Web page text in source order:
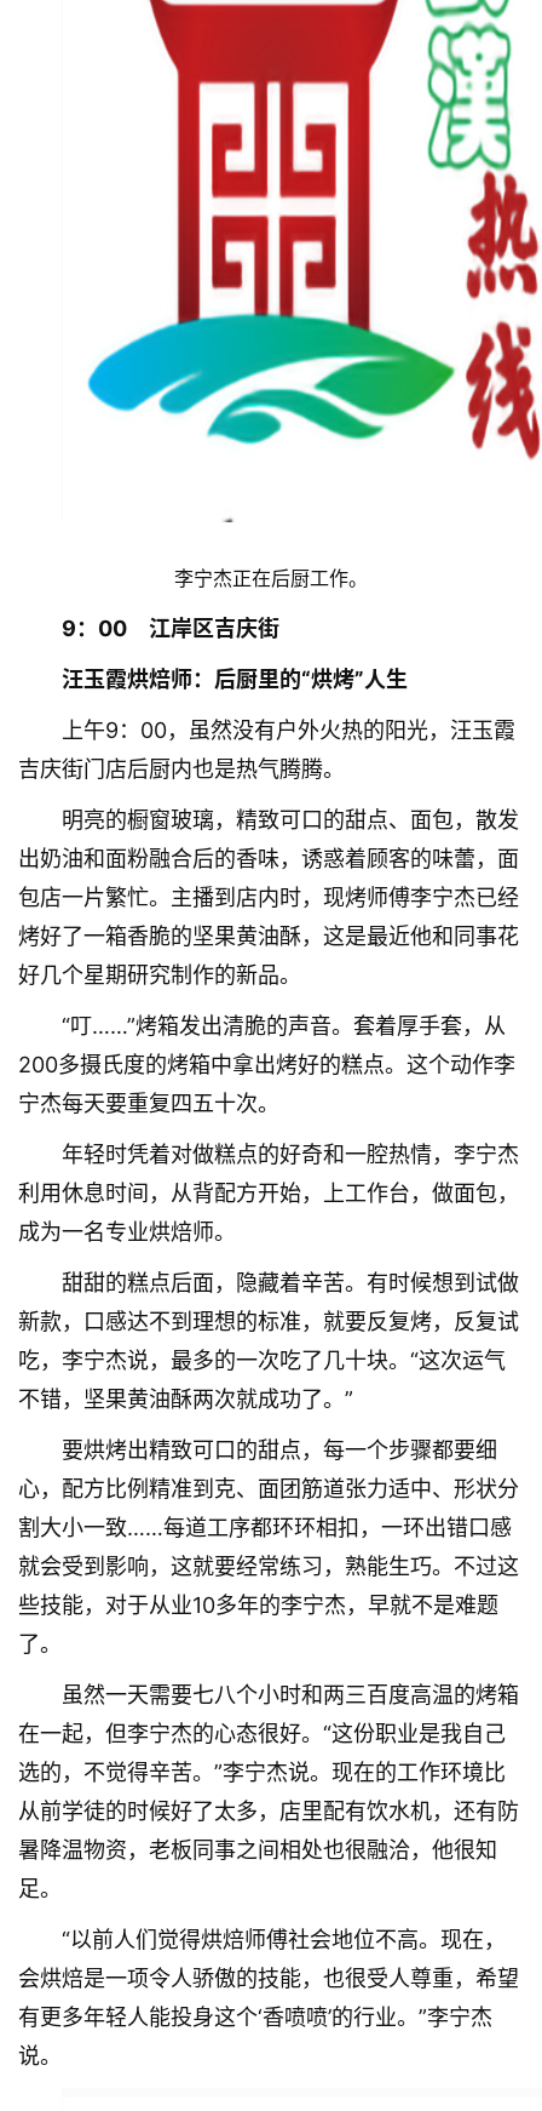
李宁杰正在后厨工作。
9：00　江岸区吉庆街
汪玉霞烘焙师：后厨里的“烘烤”人生
上午9：00，虽然没有户外火热的阳光，汪玉霞
吉庆街门店后厨内也是热气腾腾。
明亮的橱窗玻璃，精致可口的甜点、面包，散发
出奶油和面粉融合后的香味，诱惑着顾客的味蕾，面
包店一片繁忙。主播到店内时，现烤师傅李宁杰已经
烤好了一箱香脆的坚果黄油酥，这是最近他和同事花
好几个星期研究制作的新品。
“叮……”烤箱发出清脆的声音。套着厚手套，从
200多摄氏度的烤箱中拿出烤好的糕点。这个动作李
宁杰每天要重复四五十次。
年轻时凭着对做糕点的好奇和一腔热情，李宁杰
利用休息时间，从背配方开始，上工作台，做面包，
成为一名专业烘焙师。
甜甜的糕点后面，隐藏着辛苦。有时候想到试做
新款，口感达不到理想的标准，就要反复烤，反复试
吃，李宁杰说，最多的一次吃了几十块。“这次运气
不错，坚果黄油酥两次就成功了。”
要烘烤出精致可口的甜点，每一个步骤都要细
心，配方比例精准到克、面团筋道张力适中、形状分
割大小一致……每道工序都环环相扣，一环出错口感
就会受到影响，这就要经常练习，熟能生巧。不过这
些技能，对于从业10多年的李宁杰，早就不是难题
了。
虽然一天需要七八个小时和两三百度高温的烤箱
在一起，但李宁杰的心态很好。“这份职业是我自己
选的，不觉得辛苦。”李宁杰说。现在的工作环境比
从前学徒的时候好了太多，店里配有饮水机，还有防
暑降温物资，老板同事之间相处也很融洽，他很知
足。
“以前人们觉得烘焙师傅社会地位不高。现在，
会烘焙是一项令人骄傲的技能，也很受人尊重，希望
有更多年轻人能投身这个‘香喷喷’的行业。”李宁杰
说。